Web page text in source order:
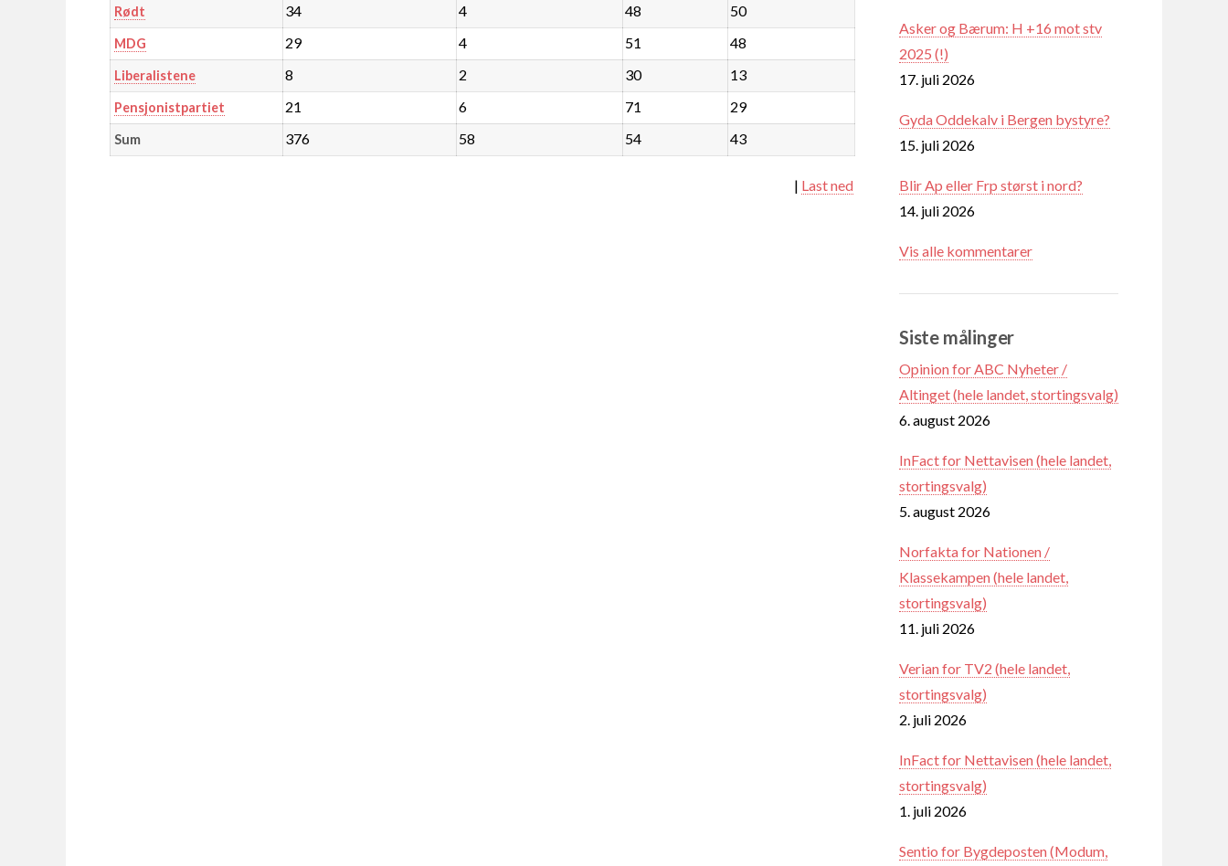
Rødt 34 4 48 50
MDG 29 4 51 48
Liberalistene 8 2 30 13
Pensjonistpartiet 21 6 71 29
Sum 376 58 54 43
| Last ned
Asker og Bærum: H +16 mot stv
2025 (!)
17. juli 2026
Gyda Oddekalv i Bergen bystyre?
15. juli 2026
Blir Ap eller Frp størst i nord?
14. juli 2026
Vis alle kommentarer
Siste målinger
Opinion for ABC Nyheter /
Altinget (hele landet, stortingsvalg)
6. august 2026
InFact for Nettavisen (hele landet,
stortingsvalg)
5. august 2026
Norfakta for Nationen /
Klassekampen (hele landet,
stortingsvalg)
11. juli 2026
Verian for TV2 (hele landet,
stortingsvalg)
2. juli 2026
InFact for Nettavisen (hele landet,
stortingsvalg)
1. juli 2026
Sentio for Bygdeposten (Modum,